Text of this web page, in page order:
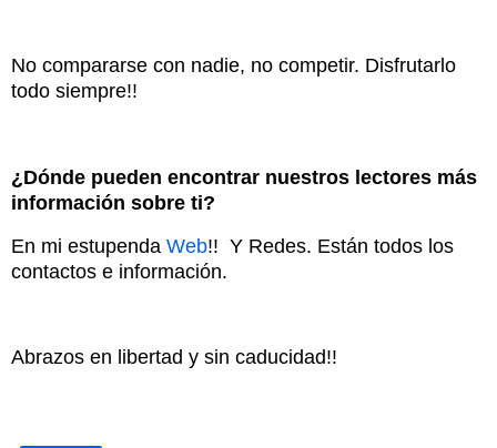
No compararse con nadie, no competir. Disfrutarlo
todo siempre!!
¿Dónde pueden encontrar nuestros lectores más
información sobre ti?
En mi estupenda Web!! Y Redes. Están todos los
contactos e información.
Abrazos en libertad y sin caducidad!!